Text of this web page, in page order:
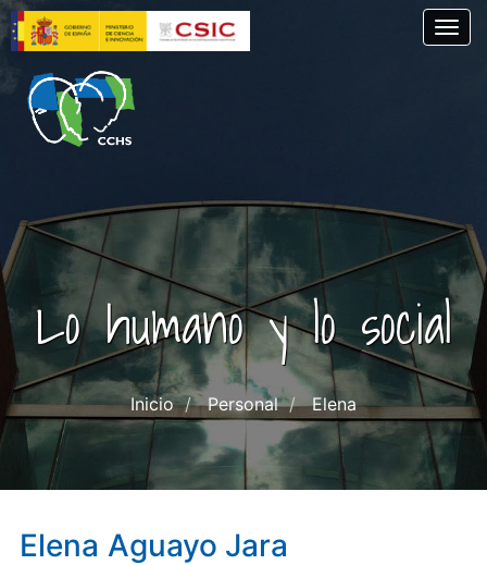
Skip
to
main
content
Lo humano y lo social
Inicio Personal Elena
Elena Aguayo Jara